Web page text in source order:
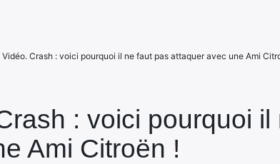
: voici pourquoi
Ami Citroën !
Vidéo. Crash : voici pourquoi il ne faut pas attaquer avec une Ami